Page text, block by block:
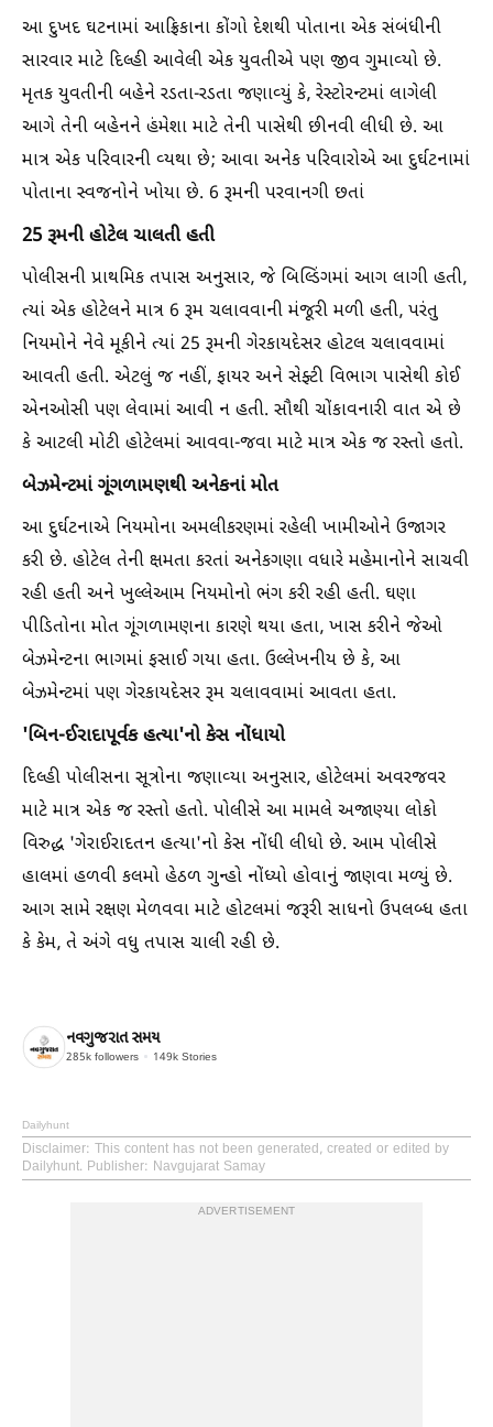
આ દુખદ ઘટનામાં આફ્રિકાના કોંગો દેશથી પોતાના એક સંબંધીની
સારવાર માટે દિલ્હી આવેલી એક યુવતીએ પણ જીવ ગુમાવ્યો છે.
મૃતક યુવતીની બહેને રડતા-રડતા જણાવ્યું કે, રેસ્ટોરન્ટમાં લાગેલી
આગે તેની બહેનને હંમેશા માટે તેની પાસેથી છીનવી લીધી છે. આ
માત્ર એક પરિવારની વ્યથા છે; આવા અનેક પરિવારોએ આ દુર્ઘટનામાં
પોતાના સ્વજનોને ખોયા છે. 6 રૂમની પરવાનગી છતાં
25 રૂમની હોટેલ ચાલતી હતી
પોલીસની પ્રાથમિક તપાસ અનુસાર, જે બિલ્ડિંગમાં આગ લાગી હતી,
ત્યાં એક હોટેલને માત્ર 6 રૂમ ચલાવવાની મંજૂરી મળી હતી, પરંતુ
નિયમોને નેવે મૂકીને ત્યાં 25 રૂમની ગેરકાયદેસર હોટલ ચલાવવામાં
આવતી હતી. એટલું જ નહીં, ફાયર અને સેફ્ટી વિભાગ પાસેથી કોઈ
એનઓસી પણ લેવામાં આવી ન હતી. સૌથી ચોંકાવનારી વાત એ છે
કે આટલી મોટી હોટેલમાં આવવા-જવા માટે માત્ર એક જ રસ્તો હતો.
બેઝમેન્ટમાં ગૂંગળામણથી અનેકનાં મોત
આ દુર્ઘટનાએ નિયમોના અમલીકરણમાં રહેલી ખામીઓને ઉજાગર
કરી છે. હોટેલ તેની ક્ષમતા કરતાં અનેકગણા વધારે મહેમાનોને સાચવી
રહી હતી અને ખુલ્લેઆમ નિયમોનો ભંગ કરી રહી હતી. ઘણા
પીડિતોના મોત ગૂંગળામણના કારણે થયા હતા, ખાસ કરીને જેઓ
બેઝમેન્ટના ભાગમાં ફસાઈ ગયા હતા. ઉલ્લેખનીય છે કે, આ
બેઝમેન્ટમાં પણ ગેરકાયદેસર રૂમ ચલાવવામાં આવતા હતા.
'બિન-ઈરાદાપૂર્વક હત્યા'નો કેસ નોંધાયો
દિલ્હી પોલીસના સૂત્રોના જણાવ્યા અનુસાર, હોટેલમાં અવરજવર
માટે માત્ર એક જ રસ્તો હતો. પોલીસે આ મામલે અજાણ્યા લોકો
વિરુદ્ધ 'ગેરાઈરાદતન હત્યા'નો કેસ નોંધી લીધો છે. આમ પોલીસે
હાલમાં હળવી કલમો હેઠળ ગુન્હો નોંધ્યો હોવાનું જાણવા મળ્યું છે.
આગ સામે રક્ષણ મેળવવા માટે હોટલમાં જરૂરી સાધનો ઉપલબ્ધ હતા
કે કેમ, તે અંગે વધુ તપાસ ચાલી રહી છે.
નવગુજરાત સમય
285k followers 149k Stories
Dailyhunt
Disclaimer: This content has not been generated, created or edited by
Dailyhunt. Publisher: Navgujarat Samay
ADVERTISEMENT